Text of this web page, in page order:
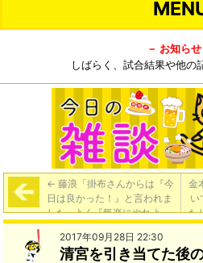
－ お知らせ
しばらく、試合結果や他の
← 藤浪「掛布さんからは『今
日は良かった！』と言われま
した…よく『気楽にやれよ』
と言ってもらっていた。そう
いう空気をつくってもらって
ありがたかった」
金
い
た
2017年09月28日 22:30
清宮を引き当てた後